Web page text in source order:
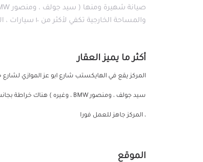
والمساحة الخارجية تكفي لأكثر من ١٠ سيارات ، المركز جاهز للعمل فورا
أكثر ما يميز العقار
، المركز جاهز للعمل فورا
الموقع